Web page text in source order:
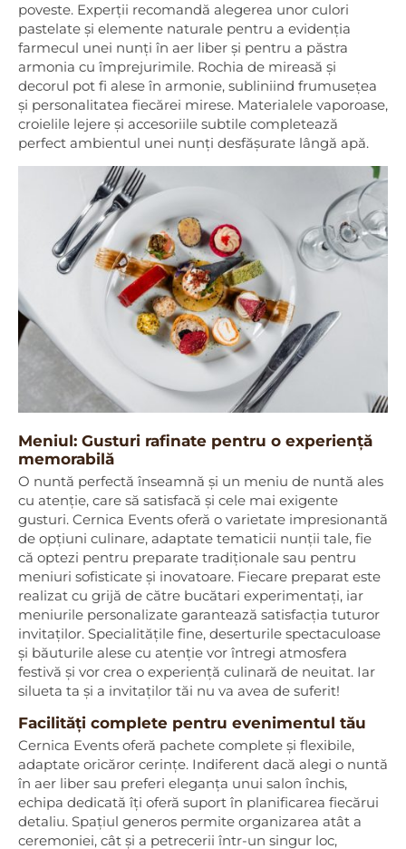
poveste. Experții recomandă alegerea unor culori
pastelate și elemente naturale pentru a evidenția
farmecul unei nunți în aer liber și pentru a păstra
armonia cu împrejurimile. Rochia de mireasă și
decorul pot fi alese în armonie, subliniind frumusețea
și personalitatea fiecărei mirese. Materialele vaporoase,
croielile lejere și accesoriile subtile completează
perfect ambientul unei nunți desfășurate lângă apă.
Meniul: Gusturi rafinate pentru o experiență
memorabilă
O nuntă perfectă înseamnă și un meniu de nuntă ales
cu atenție, care să satisfacă și cele mai exigente
gusturi. Cernica Events oferă o varietate impresionantă
de opțiuni culinare, adaptate tematicii nunții tale, fie
că optezi pentru preparate tradiționale sau pentru
meniuri sofisticate și inovatoare. Fiecare preparat este
realizat cu grijă de către bucătari experimentați, iar
meniurile personalizate garantează satisfacția tuturor
invitaților. Specialitățile fine, deserturile spectaculoase
și băuturile alese cu atenție vor întregi atmosfera
festivă și vor crea o experiență culinară de neuitat. Iar
silueta ta și a invitaților tăi nu va avea de suferit!
Facilități complete pentru evenimentul tău
Cernica Events oferă pachete complete și flexibile,
adaptate oricăror cerințe. Indiferent dacă alegi o nuntă
în aer liber sau preferi eleganța unui salon închis,
echipa dedicată îți oferă suport în planificarea fiecărui
detaliu. Spațiul generos permite organizarea atât a
ceremoniei, cât și a petrecerii într-un singur loc,